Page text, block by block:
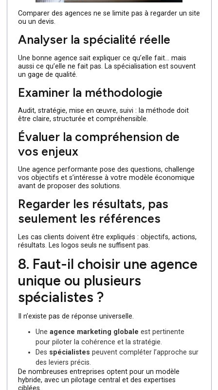
7. Comment comparer
efficacement les agences
marketing à Paris ?
ou un devis.
Analyser la spécialité réelle
Une bonne agence sait expliquer ce qu’elle fait… mais
aussi ce qu’elle ne fait pas. La spécialisation est souvent
un gage de qualité.
Examiner la méthodologie
Audit, stratégie, mise en œuvre, suivi : la méthode doit
Évaluer la compréhension de
vos enjeux
Une agence performante pose des questions, challenge
vos objectifs et s’intéresse à votre modèle économique
avant de proposer des solutions.